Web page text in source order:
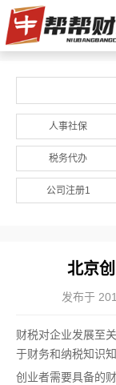
人事社保
税务代办
公司注册1
北京
发布于
财税对企业发展至
于财务和纳税知识
创业者需要具备的